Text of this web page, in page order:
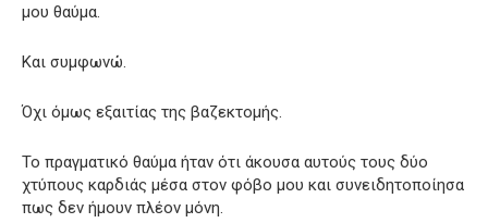
μου θαύμα.
Και συμφωνώ.
Όχι όμως εξαιτίας της βαζεκτομής.
Το πραγματικό θαύμα ήταν ότι άκουσα αυτούς τους δύο
χτύπους καρδιάς μέσα στον φόβο μου και συνειδητοποίησα
πως δεν ήμουν πλέον μόνη.